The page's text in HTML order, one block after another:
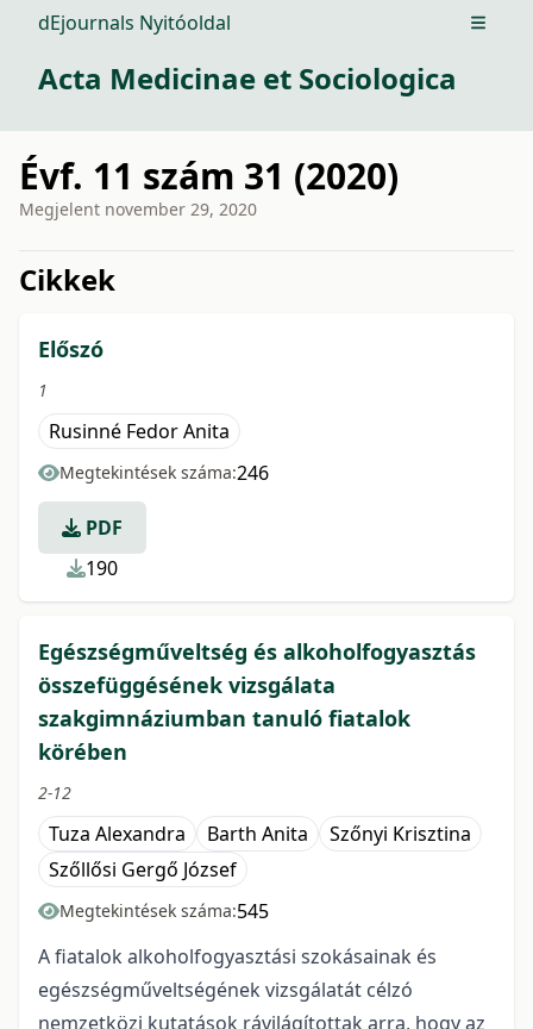
dEjournals Nyitóoldal Open
Acta Medicinae et Sociologica
Évf. 11 szám 31 (2020)
Megjelent november 29, 2020
Cikkek
Előszó
1
Rusinné Fedor Anita
Megtekintések száma:246
PDF
190
Egészségműveltség és alkoholfogyasztás
összefüggésének vizsgálata
szakgimnáziumban tanuló fiatalok
körében
2-12
Tuza Alexandra Barth Anita
Szőnyi Krisztina
Szőllősi Gergő József
Megtekintések száma:545
A fiatalok alkoholfogyasztási szokásainak és
egészségműveltségének vizsgálatát célzó
nemzetközi kutatások rávilágítottak arra, hogy az